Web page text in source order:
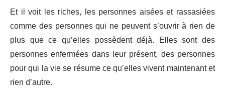
Et il voit les riches, les personnes aisées et rassasiées
comme des personnes qui ne peuvent s’ouvrir à rien de
plus que ce qu’elles possèdent déjà. Elles sont des
personnes enfermées dans leur présent, des personnes
pour qui la vie se résume ce qu’elles vivent maintenant et
rien d’autre.